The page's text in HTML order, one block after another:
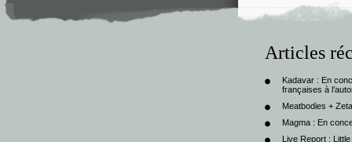
Articles
Kadavar : En
françaises à
Meatbodies +
Magma : En
Live Report :